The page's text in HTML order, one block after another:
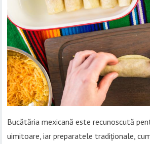
Bucătăria mexicană este recunoscută
uimitoare, iar preparatele tradiționale,